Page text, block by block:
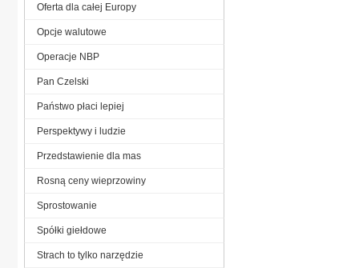
Oferta dla całej Europy
Opcje walutowe
Operacje NBP
Pan Czelski
Państwo płaci lepiej
Perspektywy i ludzie
Przedstawienie dla mas
Rosną ceny wieprzowiny
Sprostowanie
Spółki giełdowe
Strach to tylko narzędzie